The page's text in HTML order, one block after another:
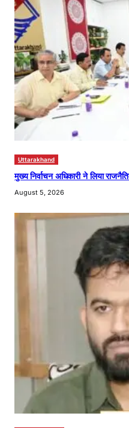
Uttarakhand
मुख्य निर्वाचन अधिकारी ने लिया
August 5, 2026